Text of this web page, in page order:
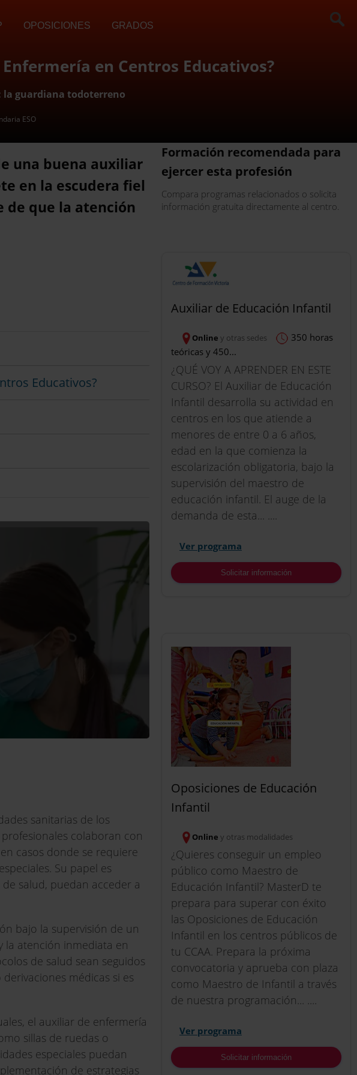
OPOSICIONES GRADOS
en Centros Educativos?
la guardiana todoterreno
ESO
una buena auxiliar
en la escudera fiel
de que la atención
Educativos?
sanitarias de los
colaboran con
casos donde se requiere
Su papel es
salud, puedan acceder a
bajo la supervisión de un
la atención inmediata en
de salud sean seguidos
médicas si es
el auxiliar de enfermería
sillas de ruedas o
especiales puedan
de estrategias
Formación recomendada para
ejercer esta profesión
Compara programas relacionados o solicita
información gratuita directamente al centro.
Auxiliar de Educación Infantil
Online y otras sedes
350 horas
teóricas y 450...
¿QUÉ VOY A APRENDER EN ESTE
CURSO? El Auxiliar de Educación
Infantil desarrolla su actividad en
centros en los que atiende a
menores de entre 0 a 6 años,
edad en la que comienza la
escolarización obligatoria, bajo la
supervisión del maestro de
educación infantil. El auge de la
demanda de esta... ....
Ver programa
Solicitar información
Oposiciones de Educación
Infantil
Online y otras modalidades
¿Quieres conseguir un empleo
público como Maestro de
Educación Infantil? MasterD te
prepara para superar con éxito
las Oposiciones de Educación
Infantil en los centros públicos de
tu CCAA. Prepara la próxima
convocatoria y aprueba con plaza
como Maestro de Infantil a través
de nuestra programación... ....
Ver programa
Solicitar información